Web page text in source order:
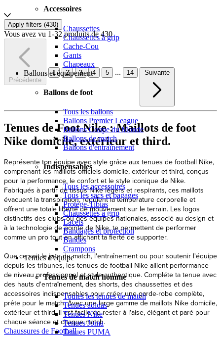
Accessoires
Chaussettes
Chaussettes à grip
Cache-Cou
Gants
Chapeaux
Ballons et équipement
Ballons de foot
Tous les ballons
Ballons Premier League
Ballons Coupe du Monde
Ballons de match
Ballons d'entraînement
Indispensables
Tous les accessoires
Tous les sacs et bagages
Protège-Tibias
Chaussettes à grip
Lacets
Bandages et protection
Bandes
Crampons
Tenues d'équipe
Tenues de match homme
Toutes les tenues de match
Tenues adidas
Tenues Nike
Tenues Joma
Tenues PUMA
Apply filters (430)
Vous avez vu 1-32 produits de 430
Précédente
1 2 3 4 5 ... 14 Suivante
Tenues de Foot Nike : Maillots de foot
Nike domicile, extérieur et third.
Représente ton équipe avec style grâce aux tenues de football Nike,
comprenant les maillots officiels domicile, extérieur et third, conçus
pour la performance, le confort et le style iconique de Nike.
Fabriqués à partir de tissus Nike légers et respirants, ces maillots
évacuent la transpiration, régulent la température corporelle et
offrent une totale liberté de mouvement sur le terrain. Les logos
distinctifs des clubs ou des équipes nationales, associé au design et
à la technologie de pointe de Nike, te permettent de performer
comme un pro tout en affichant ta fierté de supporter.
Que ce soit le jour du match, l'entraînement ou pour soutenir l'équipe
depuis les tribunes, les tenues de football Nike allient performance
de niveau professionnel et style authentique. Compléte ta tenue avec
des hauts d'entraînement, des shorts, des chaussettes et des
accessoires indispensables pour créer une garde-robe complète,
prête pour le match. Avec une large gamme de maillots Nike domicile,
extérieur et third, il est facile de rester à l'aise, élégant et paré pour
chaque séance et chaque match.
Chaussures de Football